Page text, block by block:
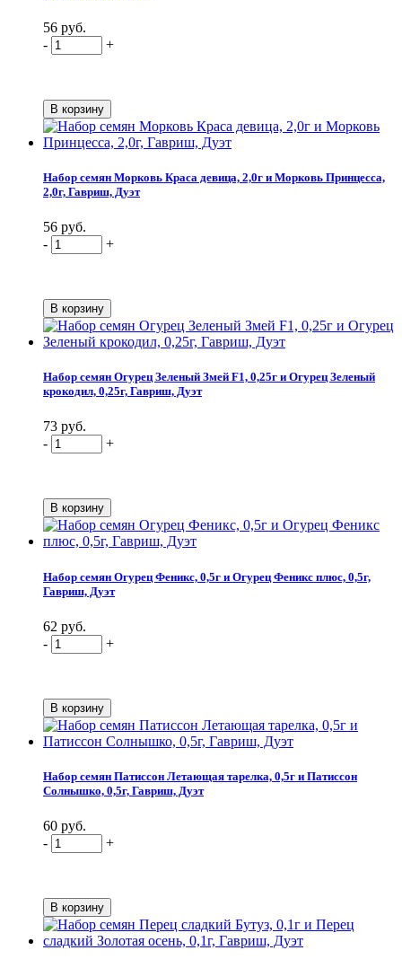
56 руб.
-
+
Набор семян Морковь Краса девица, 2,0г и Морковь Принцесса,
2,0г, Гавриш, Дуэт
56 руб.
-
+
Набор семян Огурец Зеленый Змей F1, 0,25г и Огурец Зеленый
крокодил, 0,25г, Гавриш, Дуэт
73 руб.
-
+
Набор семян Огурец Феникс, 0,5г и Огурец Феникс плюс, 0,5г,
Гавриш, Дуэт
62 руб.
-
+
Набор семян Патиссон Летающая тарелка, 0,5г и Патиссон
Солнышко, 0,5г, Гавриш, Дуэт
60 руб.
-
+